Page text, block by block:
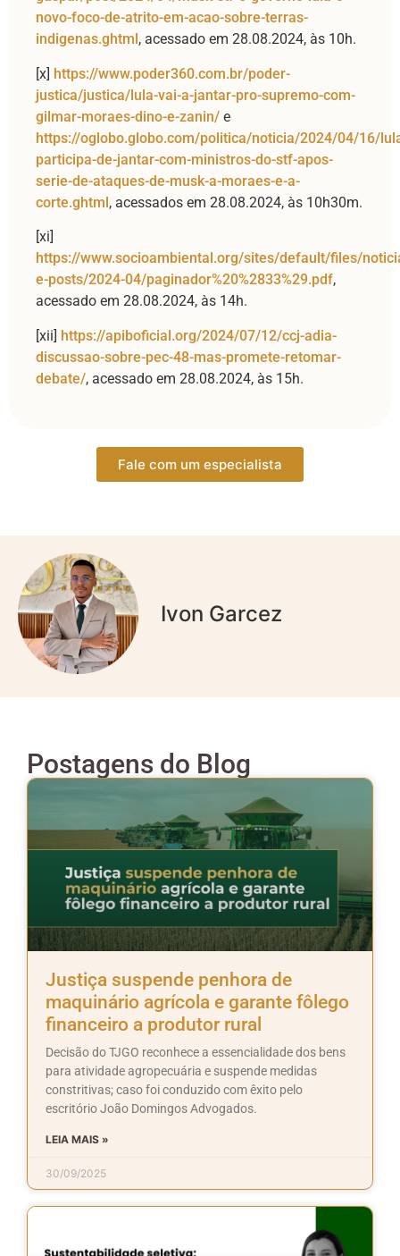
novo-foco-de-atrito-em-acao-sobre-terras-
indigenas.ghtml , acessado em 28.08.2024, às 10h.
[x] https://www.poder360.com.br/poder-
justica/justica/lula-vai-a-jantar-pro-supremo-com-
gilmar-moraes-dino-e-zanin/ e
https://oglobo.globo.com/politica/noticia/2024/04/16/
participa-de-jantar-com-ministros-do-stf-apos-
serie-de-ataques-de-musk-a-moraes-e-a-
corte.ghtml, acessados em 28.08.2024, às 10h30m.
[xi]
https://www.socioambiental.org/sites/default/files/
e-posts/2024-04/paginador%20%2833%29.pdf,
acessado em 28.08.2024, às 14h.
[xii] https://apiboficial.org/2024/07/12/ccj-adia-
discussao-sobre-pec-48-mas-promete-retomar-
debate/, acessado em 28.08.2024, às 15h.
Fale com um especialista
Ivon Garcez
Postagens do Blog
Justiça suspende penhora de
maquinário agrícola e garante fôlego
financeiro a produtor rural
Decisão do TJGO reconhece a essencialidade dos bens
para atividade agropecuária e suspende medidas
constritivas; caso foi conduzido com êxito pelo
escritório João Domingos Advogados.
LEIA MAIS »
30/09/2025